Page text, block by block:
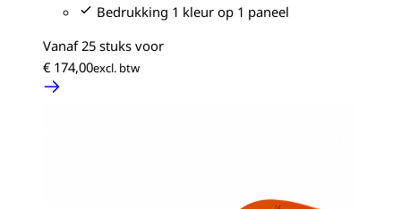
Bedrukking 1 kleur op 1 paneel
Vanaf 25 stuks voor
€ 174,00